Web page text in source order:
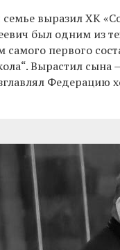
семье выразил ХК
был одним из
самого первого
Вырастил
Федерацию